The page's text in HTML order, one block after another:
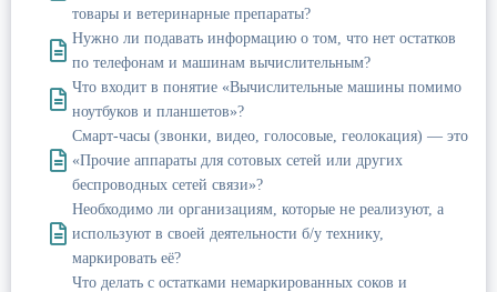
товары и ветеринарные препараты?
Нужно ли подавать информацию о том, что нет остатков
по телефонам и машинам вычислительным?
Что входит в понятие «Вычислительные машины помимо
ноутбуков и планшетов»?
Смарт-часы (звонки, видео, голосовые, геолокация) — это
«Прочие аппараты для сотовых сетей или других
беспроводных сетей связи»?
Необходимо ли организациям, которые не реализуют, а
используют в своей деятельности б/у технику,
маркировать её?
Что делать с остатками немаркированных соков и